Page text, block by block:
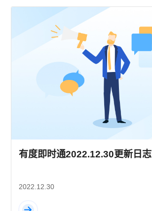
有度即时通2022.12.30更新日志
2022.12.30